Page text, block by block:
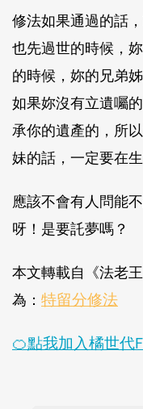
修法如果通過的話
也先過世的時候，
的時候，妳的兄弟
如果妳沒有立遺囑
承你的遺產的，所
妹的話，一定要在
應該不會有人問能
呀！是要託夢嗎？
本文轉載自《法老
為： 特留分修法
🍊點我加入橘世代